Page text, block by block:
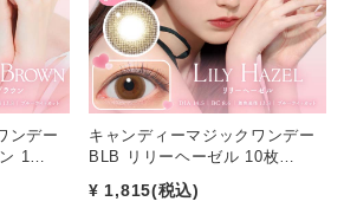
ンデー
ン 1…
キャンディーマジックワンデー
BLB リリーヘーゼル 10枚…
¥ 1,815(税込)